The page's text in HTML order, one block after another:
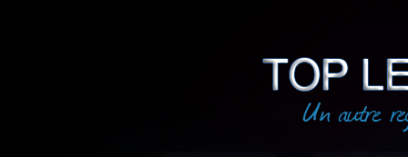
: Top led world
Produit décoratif led